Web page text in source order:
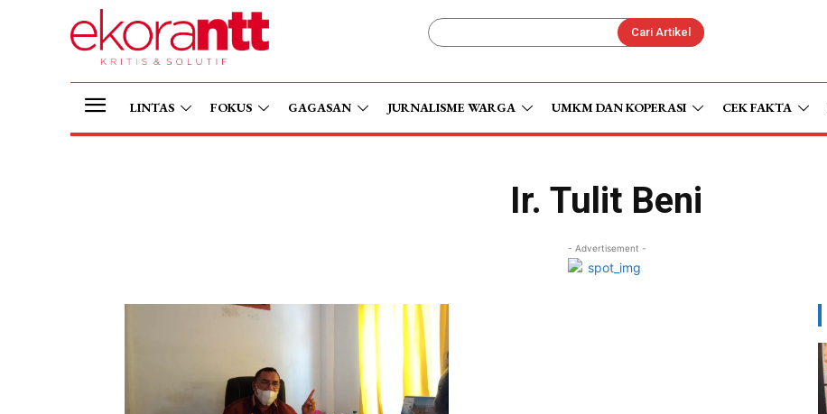
Cari Artikel
LINTAS FOKUS GAGASAN JURNALISME WARGA UMKM DAN KOPERASI CEK FAKTA
Ir. Tulit Beni
- Advertisement -